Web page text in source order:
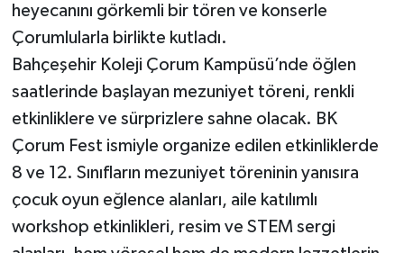
heyecanını görkemli bir tören ve konserle
Çorumlularla birlikte kutladı.
Bahçeşehir Koleji Çorum Kampüsü’nde öğlen
saatlerinde başlayan mezuniyet töreni, renkli
etkinliklere ve sürprizlere sahne olacak. BK
Çorum Fest ismiyle organize edilen etkinliklerde
8 ve 12. Sınıfların mezuniyet töreninin yanısıra
çocuk oyun eğlence alanları, aile katılımlı
workshop etkinlikleri, resim ve STEM sergi
Sungurlu
Uğurludağ
Sağlık